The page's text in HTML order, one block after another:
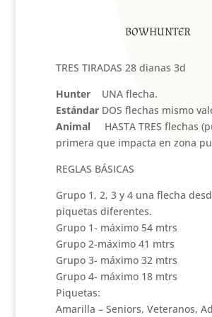
BOWHUNTER
TRES TIRADAS 28 dianas 3d
Hunter
UNA flecha.
Estándar DOS flechas mismo
AnimalHASTA TRES flechas
primera que impacta en zona
REGLAS BÁSICAS
Grupo 1, 2, 3 y 4 una flecha
piquetas diferentes.
Grupo 1- máximo 54 mtrs
Grupo 2-máximo 41 mtrs
Grupo 3- máximo 32 mtrs
Grupo 4- máximo 18 mtrs
Piquetas:
Amarilla – Seniors, Veteranos,